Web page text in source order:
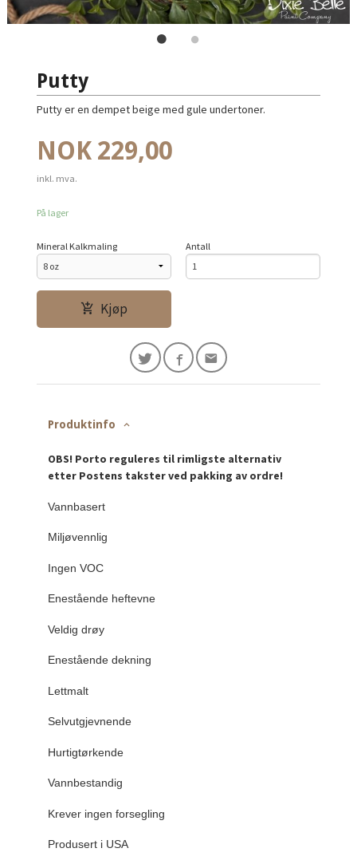
Putty
Putty er en dempet beige med gule undertoner.
Pris
NOK 229,00
inkl. mva.
På lager
Mineral Kalkmaling Antall
Kjøp
Produktinfo
OBS! Porto reguleres til rimligste alternativ
etter Postens takster ved pakking av ordre!
Vannbasert
Miljøvennlig
Ingen VOC
Enestående heftevne
Veldig drøy
Enestående dekning
Lettmalt
Selvutgjevnende
Hurtigtørkende
Vannbestandig
Krever ingen forsegling
Produsert i USA